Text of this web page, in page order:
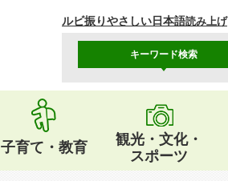
ルビ振りやさしい日本語読み上げ
キーワード検索
子育て・教育
観光・文化・
スポーツ